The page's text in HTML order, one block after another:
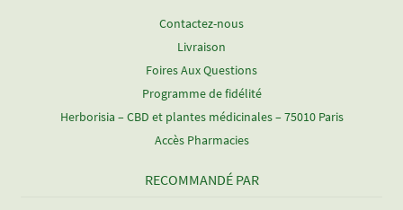
Contactez-nous
Livraison
Foires Aux Questions
Programme de fidélité
Herborisia – CBD et plantes médicinales – 75010 Paris
Accès Pharmacies
RECOMMANDÉ PAR